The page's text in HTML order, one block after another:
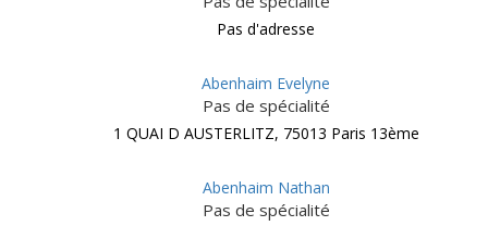
Pas d'adresse
Abenhaim Evelyne
Pas de spécialité
1 QUAI D AUSTERLITZ, 75013 Paris 13ème
Abenhaim Nathan
Pas de spécialité